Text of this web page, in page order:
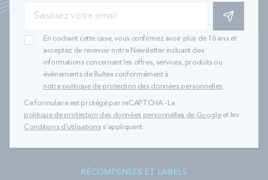
S'INSCRIRE
En cochant cette case, vous confirmez avoir plus de 16 ans et
acceptez de recevoir notre Newsletter incluant des
informations concernant les offres, services, produits ou
évènements de Bultex conformément à
notre politique de protection des données personnelles.
Ce formulaire est protégé par reCAPTCHA - La
politique de protection des données personnelles de Googleet les
Conditions d'utilisationss'appliquent.
RÉCOMPENSES ET LABELS